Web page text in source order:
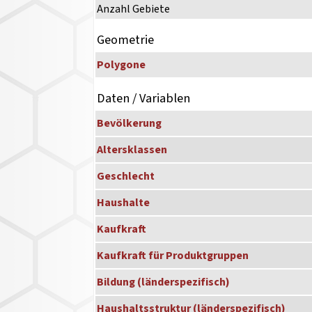
Anzahl Gebiete
Geometrie
Polygone
Daten / Variablen
Bevölkerung
Altersklassen
Geschlecht
Haushalte
Kaufkraft
Kaufkraft für Produktgruppen
Bildung (länderspezifisch)
Haushaltsstruktur (länderspezifisch)